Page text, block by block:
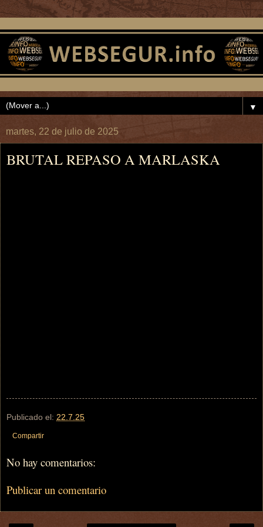
▼
martes, 22 de julio de 2025
BRUTAL REPASO A MARLASKA
Publicado el: 22.7.25
Compartir
No hay comentarios:
Publicar un comentario